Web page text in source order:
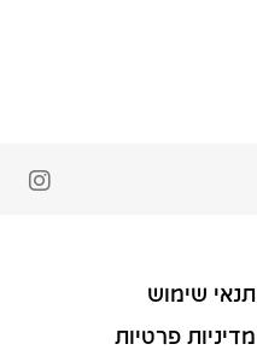
תנאי שימוש
מדיניות פרטיות